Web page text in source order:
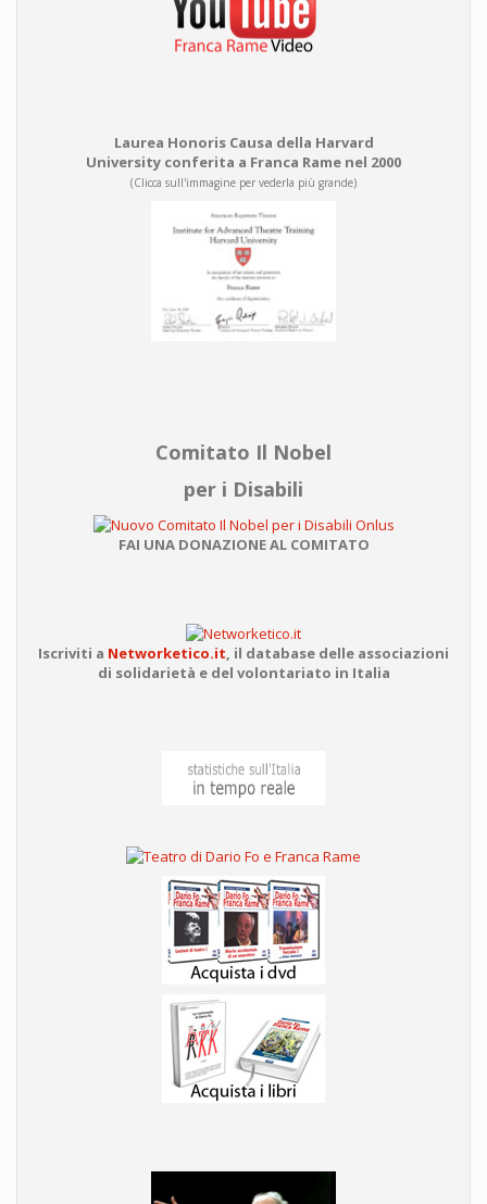
Laurea Honoris Causa della Harvard
University conferita a Franca Rame nel 2000
(Clicca sull'immagine per vederla più grande)
Comitato Il Nobel
per i Disabili
FAI UNA DONAZIONE AL COMITATO
Iscriviti a Networketico.it, il database delle associazioni
di solidarietà e del volontariato in Italia